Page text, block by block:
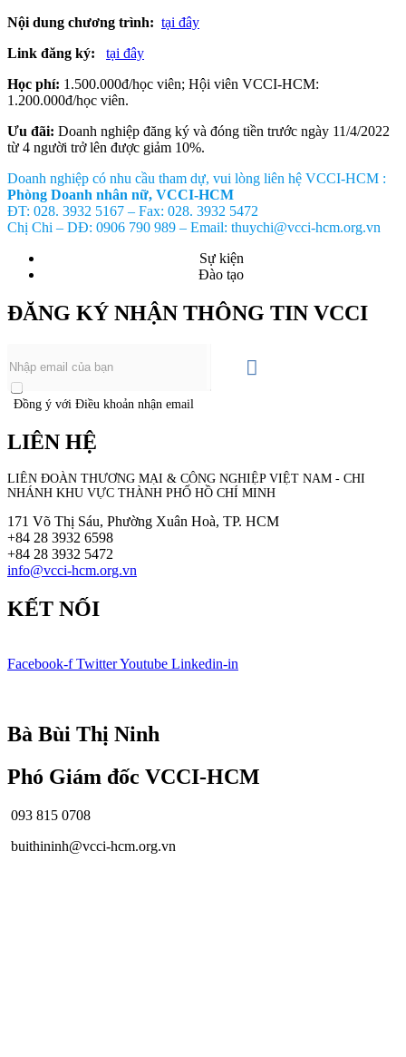
Nội dung chương trình: tại đây
Link đăng ký:
tại đây
Học phí: 1.500.000đ/học viên; Hội viên VCCI-HCM:
1.200.000đ/học viên.
Ưu đãi: Doanh nghiệp đăng ký và đóng tiền trước ngày 11/4/2022
từ 4 người trở lên được giảm 10%.
Doanh nghiệp có nhu cầu tham dự, vui lòng liên hệ VCCI-HCM :
Phòng Doanh nhân nữ, VCCI-HCM
ĐT: 028. 3932 5167 – Fax: 028. 3932 5472
Chị Chi – DĐ: 0906 790 989 – Email: thuychi@vcci-hcm.org.vn
Sự kiện
Đào tạo
ĐĂNG KÝ NHẬN THÔNG TIN VCCI
Đồng ý với Điều khoản nhận email
LIÊN HỆ
LIÊN ĐOÀN THƯƠNG MẠI & CÔNG NGHIỆPVIỆT NAM - CHI
NHÁNH KHU VỰC THÀNH PHỐ HỒ CHÍ MINH
171 Võ Thị Sáu, Phường Xuân Hoà, TP. HCM
+84 28 3932 6598
+84 28 3932 5472
info@vcci-hcm.org.vn
KẾT NỐI
Facebook-f TwitterYoutube Linkedin-in
Bà Bùi Thị Ninh
Phó Giám đốc VCCI-HCM
093 815 0708
buithininh@vcci-hcm.org.vn